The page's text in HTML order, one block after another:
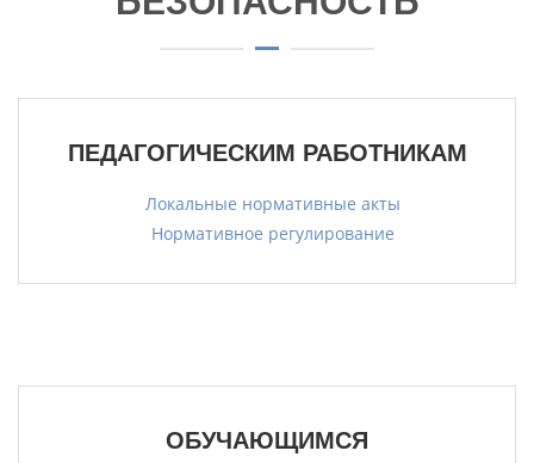
ПЕДАГОГИЧЕСКИМ РАБОТНИКАМ
Локальные нормативные акты
Нормативное регулирование
ОБУЧАЮЩИМСЯ